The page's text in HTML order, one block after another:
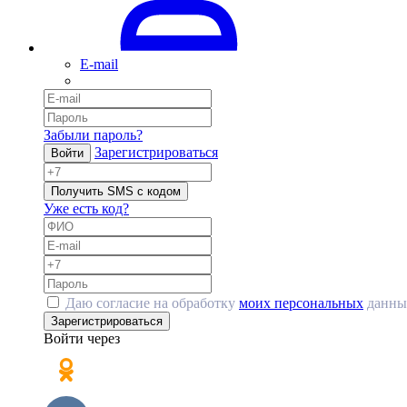
E-mail
Забыли пароль?
Войти Зарегистрироваться
Получить SMS с кодом
Уже есть код?
Даю согласие на обработку моих персональных
Зарегистрироваться
Войти через